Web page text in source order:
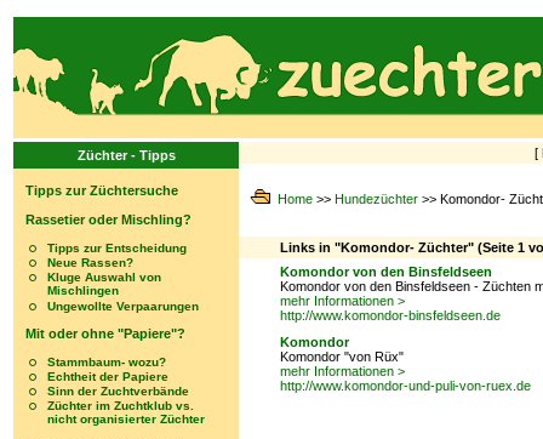
Züchter - Tipps
Tipps zur Züchtersuche
Rassetier oder Mischling?
Tipps zur Entscheidung
Neue Rassen?
Kluge Auswahl von
Mischlingen
Ungewollte Verpaarungen
Mit oder ohne "Papiere"?
Stammbaum- wozu?
Echtheit der Papiere
Sinn der Zuchtverbände
Züchter im Zuchtklub vs.
nicht organisierter Züchter
[
Home >> Hundezüchter >> Komondor-
Links in "Komondor- Züchter" (Seite 1
Komondor von den Binsfeldseen
Komondor von den Binsfeldseen - Züchten
mehr Informationen >
http://www.komondor-binsfeldseen.de
Komondor
Komondor "von Rüx"
mehr Informationen >
http://www.komondor-und-puli-von-ruex.de